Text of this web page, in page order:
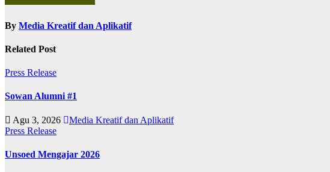
By Media Kreatif dan Aplikatif
Related Post
Press Release
Sowan Alumni #1
Agu 3, 2026
Media Kreatif dan Aplikatif
Press Release
Unsoed Mengajar 2026